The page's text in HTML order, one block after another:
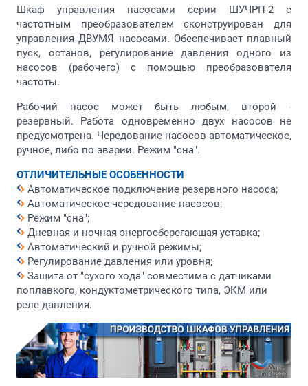
Шкаф управления насосами серии ШУЧРП-2 с
частотным преобразователем сконструирован для
управления ДВУМЯ насосами. Обеспечивает плавный
пуск, останов, регулирование давления одного из
насосов (рабочего) с помощью преобразователя
частоты.
Рабочий насос может быть любым, второй -
резервный. Работа одновременно двух насосов не
предусмотрена. Чередование насосов автоматическое,
ручное, либо по аварии. Режим "сна".
ОТЛИЧИТЕЛЬНЫЕ ОСОБЕННОСТИ
Автоматическое подключение резервного насоса;
Автоматическое чередование насосов;
Режим "сна";
Дневная и ночная энергосберегающая уставка;
Автоматический и ручной режимы;
Регулирование давления или уровня;
Защита от "сухого хода" совместима с датчиками
поплавкого, кондуктометрического типа, ЭКМ или
реле давления.